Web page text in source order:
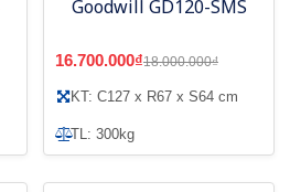
Goodwill GD120-SMS
16.700.000₫18.000.000₫
KT: C127 x R67 x S64 cm
TL: 300kg